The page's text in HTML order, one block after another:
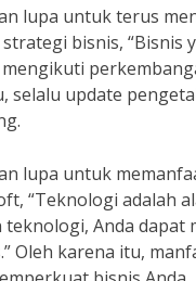
lupa untuk terus
bisnis, “Bisnis
mengikuti
selalu update
lupa untuk
“Teknologi adalah
Anda dapat
Oleh karena itu,